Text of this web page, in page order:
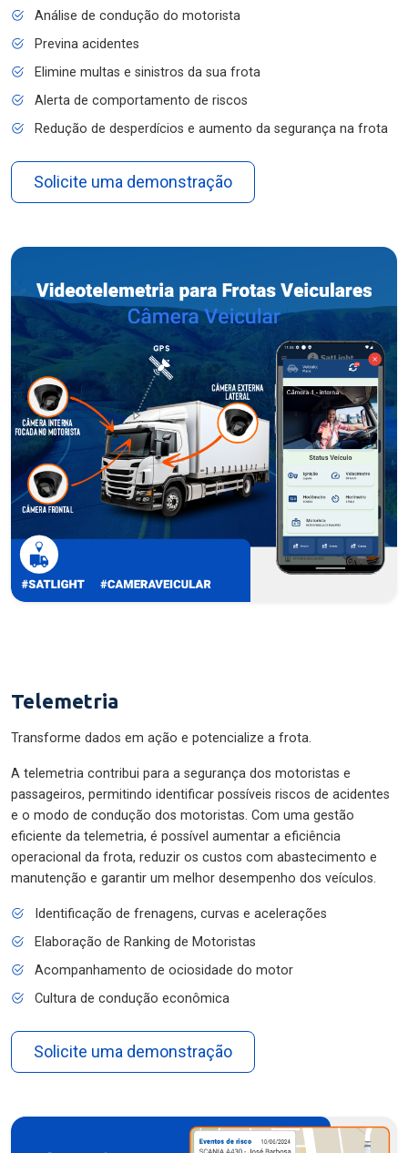
Análise de condução do motorista
Previna acidentes
Elimine multas e sinistros da sua frota
Alerta de comportamento de riscos
Redução de desperdícios e aumento da segurança na frota
Solicite uma demonstração
Telemetria
Transforme dados em ação e potencialize a frota.
A telemetria contribui para a segurança dos motoristas e
passageiros, permitindo identificar possíveis riscos de acidentes
e o modo de condução dos motoristas. Com uma gestão
eficiente da telemetria, é possível aumentar a eficiência
operacional da frota, reduzir os custos com abastecimento e
manutenção e garantir um melhor desempenho dos veículos.
Identificação de frenagens, curvas e acelerações
Elaboração de Ranking de Motoristas
Acompanhamento de ociosidade do motor
Cultura de condução econômica
Solicite uma demonstração